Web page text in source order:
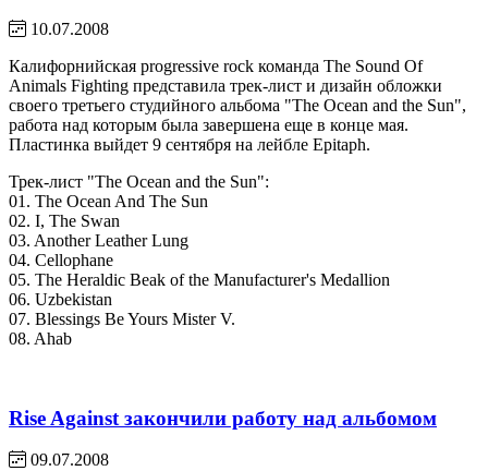
10.07.2008
Калифорнийская progressive rock команда The Sound Of
Animals Fighting представила трек-лист и дизайн обложки
своего третьего студийного альбома "The Ocean and the Sun",
работа над которым была завершена еще в конце мая.
Пластинка выйдет 9 сентября на лейбле Epitaph.
Трек-лист "The Ocean and the Sun":
01. The Ocean And The Sun
02. I, The Swan
03. Another Leather Lung
04. Cellophane
05. The Heraldic Beak of the Manufacturer's Medallion
06. Uzbekistan
07. Blessings Be Yours Mister V.
08. Ahab
Rise Against закончили работу над альбомом
09.07.2008